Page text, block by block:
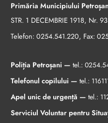
Primăria Municipiului
STR. 1 DECEMBRIE 1918, Nr. 93
Telefon: 0254.541.220, Fax:
Poliția Petroșani — tel.:
Telefonul copilului — tel.:
Apel unic de urgență — tel.:
Serviciul Voluntar pentru